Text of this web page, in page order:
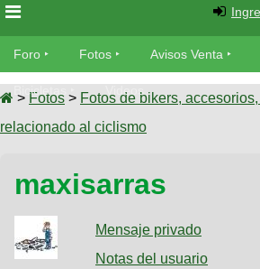
Foro
Foro
TÃ©cnica
Fotos
tu foto
Galeria
XC
SUBÃ
tu
BicicleterÃ­
as
Foro Fotos Avisos Venta
Bicicletas Videos
> Fotos > Fotos de bikers,
relacionado al ciclismo
maxisarras
Mensaje privado
Notas del usuario